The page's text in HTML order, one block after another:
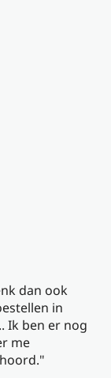
dan ook
in
Ik ben er nog
me